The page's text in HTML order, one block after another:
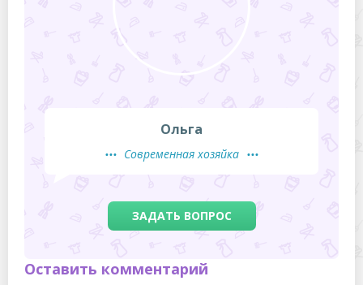
Ольга
Современная хозяйка
ЗАДАТЬ ВОПРОС
Оставить комментарий